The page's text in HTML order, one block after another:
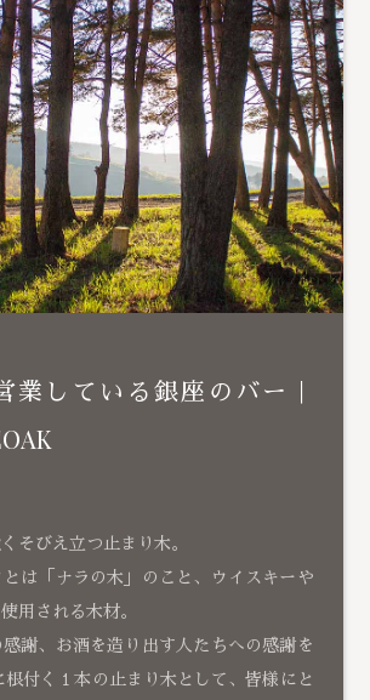
業している銀座のバー｜
そびえ立つ止まり木。
は「ナラの木」のこと、ウイスキーや
用される木材。
謝、お酒を造り出す人たちへの感謝を
根付く１本の止まり木として、皆様にと